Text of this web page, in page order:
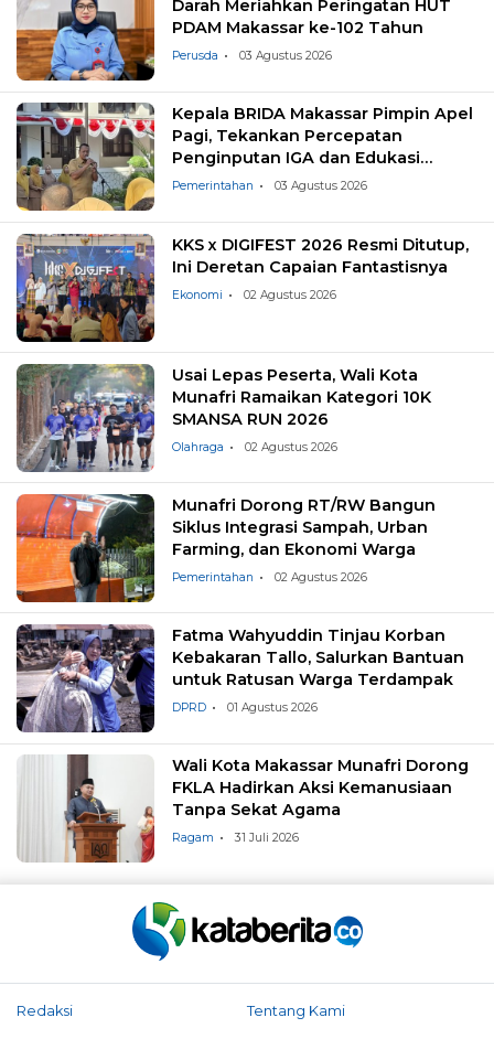
Darah Meriahkan Peringatan HUT
PDAM Makassar ke-102 Tahun
Perusda 03 Agustus 2026
Kepala BRIDA Makassar Pimpin Apel
Pagi, Tekankan Percepatan
Penginputan IGA dan Edukasi
Pemilahan Sampah
Pemerintahan 03 Agustus 2026
KKS x DIGIFEST 2026 Resmi Ditutup,
Ini Deretan Capaian Fantastisnya
Ekonomi 02 Agustus 2026
Usai Lepas Peserta, Wali Kota
Munafri Ramaikan Kategori 10K
SMANSA RUN 2026
Olahraga 02 Agustus 2026
Munafri Dorong RT/RW Bangun
Siklus Integrasi Sampah, Urban
Farming, dan Ekonomi Warga
Pemerintahan 02 Agustus 2026
Fatma Wahyuddin Tinjau Korban
Kebakaran Tallo, Salurkan Bantuan
untuk Ratusan Warga Terdampak
DPRD 01 Agustus 2026
Wali Kota Makassar Munafri Dorong
FKLA Hadirkan Aksi Kemanusiaan
Tanpa Sekat Agama
Ragam 31 Juli 2026
Redaksi Tentang Kami